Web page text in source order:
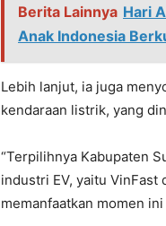
Berita Lainnya Hari
Anak Indonesia
Lebih lanjut, ia juga
kendaraan listrik, yang
“Terpilihnya Kabupaten
industri EV, yaitu VinFast
memanfaatkan momen